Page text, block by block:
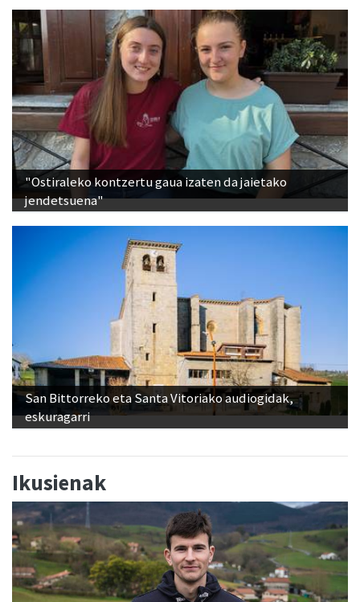
"Ostiraleko kontzertu gaua izaten da jaietako
jendetsuena"
San Bittorreko eta Santa Vitoriako audiogidak,
eskuragarri